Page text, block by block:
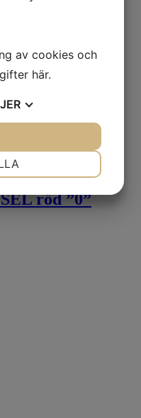
röd ”0”
av cookies och
här.
STATISTIK